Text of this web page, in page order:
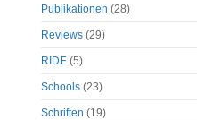
Publikationen (28)
Reviews(29)
RIDE(5)
Schools(23)
Schriften (19)